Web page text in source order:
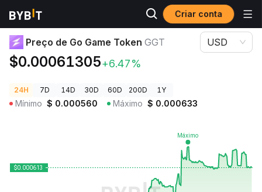
Criar conta
Preços de Criptomoedas Preço de Go Game Token GGT
Preço de Go Game Token GGT
$0.00061305+6.47%
USD
24H 7D 14D 30D 60D 200D 1Y
Mínimo $ 0.000560 Máximo $ 0.000633